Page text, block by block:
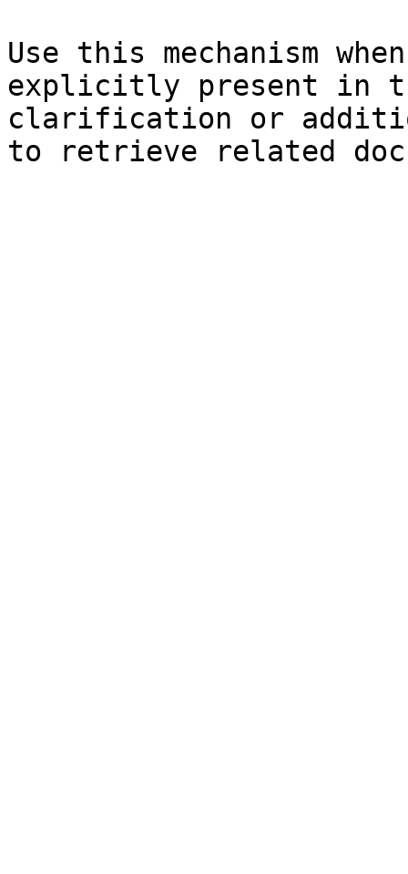
Use this mechanism
explicitly present in
clarification or